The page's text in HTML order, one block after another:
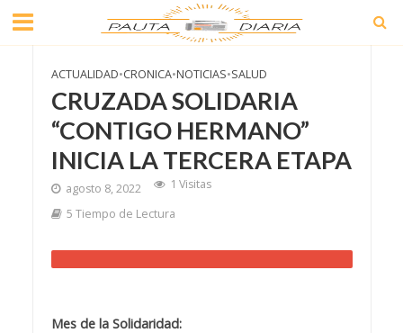
ACTUALIDAD•CRONICA•NOTICIAS•SALUD
CRUZADA SOLIDARIA
“CONTIGO HERMANO”
INICIA LA TERCERA ETAPA
agosto 8, 2022
1 Visitas
5 Tiempo de Lectura
Mes de la Solidaridad: